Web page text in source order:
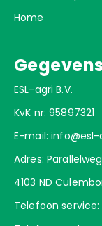
Home
ESL-agri B.V.
KvK nr: 95897321
E-mail:info@esl-
Adres:
4103 ND
Telefoon service: